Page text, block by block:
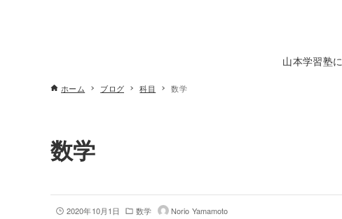
山本学習塾
ホーム ブログ 科目 数学
数学
2020年10月1日 数学 Norio Yamamoto